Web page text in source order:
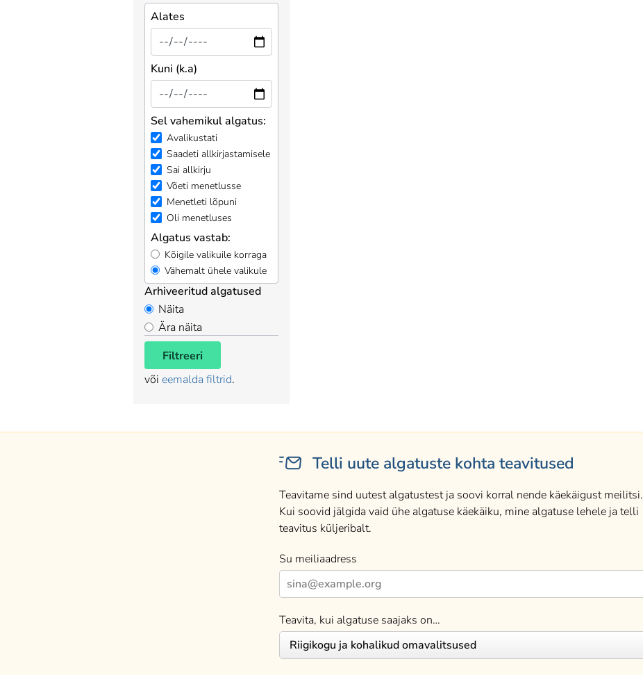
Alates
Kuni (k.a)
Sel vahemikul algatus:
Avalikustati
Saadeti allkirjastamisele
Sai allkirju
Võeti menetlusse
Menetleti lõpuni
Oli menetluses
Algatus vastab:
Kõigile valikuile korraga
Vähemalt ühele valikule
Arhiveeritud algatused
Näita
Ära näita
Filtreeri
või eemalda filtrid.
Telli uute algatuste kohta teavitused
Teavitame sind uutest algatustest ja soovi korral nende käekäigust meilitsi.
Kui soovid jälgida vaid ühe algatuse käekäiku, mine algatuse lehele ja telli
teavitus küljeribalt.
Su meiliaadress
Teavita, kui algatuse saajaks on…